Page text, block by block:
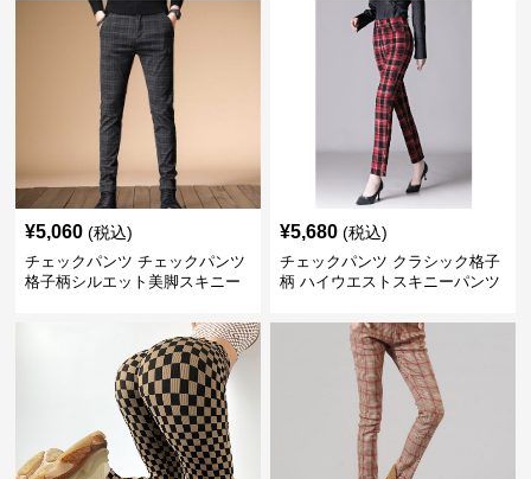
¥5,060 (税込)
チェックパンツ チェックパンツ
格子柄シルエット美脚スキニー
¥5,680 (税込)
チェックパンツ クラシック格子
柄 ハイウエストスキニーパンツ